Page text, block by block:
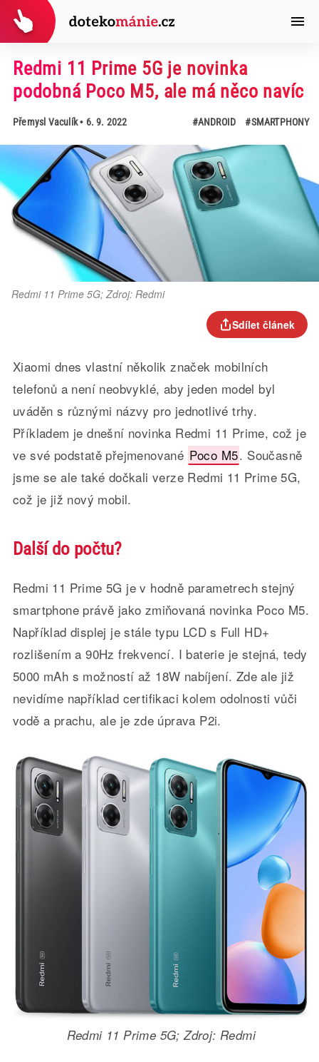
Redmi 11 Prime 5G je novinka
podobná Poco M5, ale má něco navíc
Přemysl Vaculík• 6. 9. 2022 #ANDROID #SMARTPHONY
Redmi 11 Prime 5G; Zdroj: Redmi
Sdílet článek
Xiaomi dnes vlastní několik značek mobilních
telefonů a není neobvyklé, aby jeden model byl
uváděn s různými názvy pro jednotlivé trhy.
Příkladem je dnešní novinka Redmi 11 Prime, což je
ve své podstatě přejmenované Poco M5. Současně
jsme se ale také dočkali verze Redmi 11 Prime 5G,
což je již nový mobil.
Další do počtu?
Redmi 11 Prime 5G je v hodně parametrech stejný
smartphone právě jako zmiňovaná novinka Poco M5.
Například displej je stále typu LCD s Full HD+
rozlišením a 90Hz frekvencí. I baterie je stejná, tedy
5000 mAh s možností až 18W nabíjení. Zde ale již
nevidíme například certifikaci kolem odolnosti vůči
vodě a prachu, ale je zde úprava P2i.
Redmi 11 Prime 5G; Zdroj: Redmi